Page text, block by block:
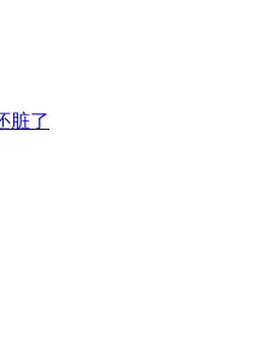
脏了